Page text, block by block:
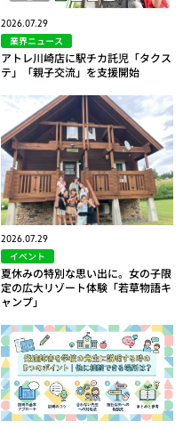
2026.07.29
業界ニュース
アトレ川崎店に駅チカ託児「タクス
テ」「親子交流」を支援開始
2026.07.29
イベント
夏休みの特別な思い出に。女の子限
定の広大リゾート体験「若草物語キ
ャンプ」